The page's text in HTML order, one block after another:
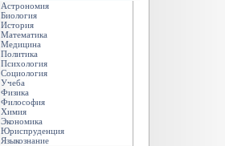
Астрономия
Биология
История
Математика
Медицина
Политика
Психология
Социология
Учеба
Физика
Философия
Химия
Экономика
Юриспруденция
Языкознание